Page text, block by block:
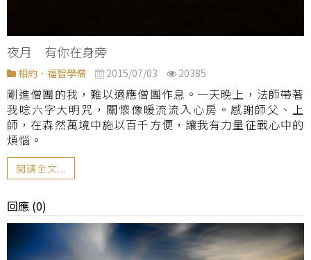
夜月 有你在身旁
相約．福智學僧 2015/07/03 20385
剛進僧團的我，難以適應僧團作息。一天晚上，法師帶著
我唸六字大明咒，關懷像暖流流入心房。感謝師父、上
師，在森然萬境中施以百千方便，讓我有力量征戰心中的
煩惱。
閱讀全文...
回應 (0)